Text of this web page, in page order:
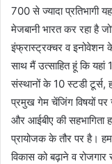
700 से ज्यादा प्रतिभागी
मेजबानी भारत कर रहा है
इंफ्रास्ट्रक्चर व
साथ मैं उत्साहित हूं कि
संस्थानों के 10 स्टडी टूर्स,
प्रमुख गेम चेंजिंग विषयों पर
और आईबीए की सहभागिता
प्रायोजक के तौर पर है।
विकास को बढ़ाने व